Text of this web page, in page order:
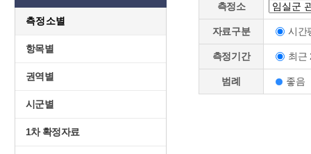
측정소별
항목별
권역별
시군별
1차 확정자료
측정소
자료구분 시간
측정기간 최근
범례 좋음